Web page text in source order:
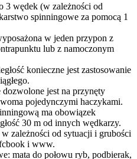
3 wędek (w zależności od
spinningowe za pomocą 1
w jeden przypon z
lub z namoczonym
konieczne jest zastosowanie
jest na przynęty
pojedynczymi haczykami.
ma obowiązek
30 m od innych wędkarzy.
zależności od sytuacji i grubości
i www.
mata do połowu ryb, podbierak,